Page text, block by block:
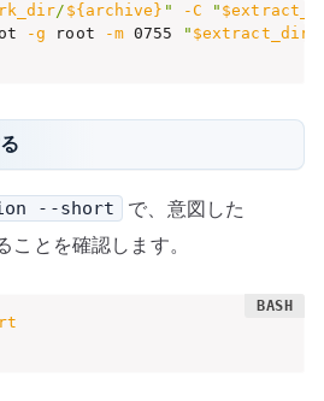
/ ${archive} " -C "
-g root -m 0755 " $extract_dir
--short
で、意図した
とを確認します。